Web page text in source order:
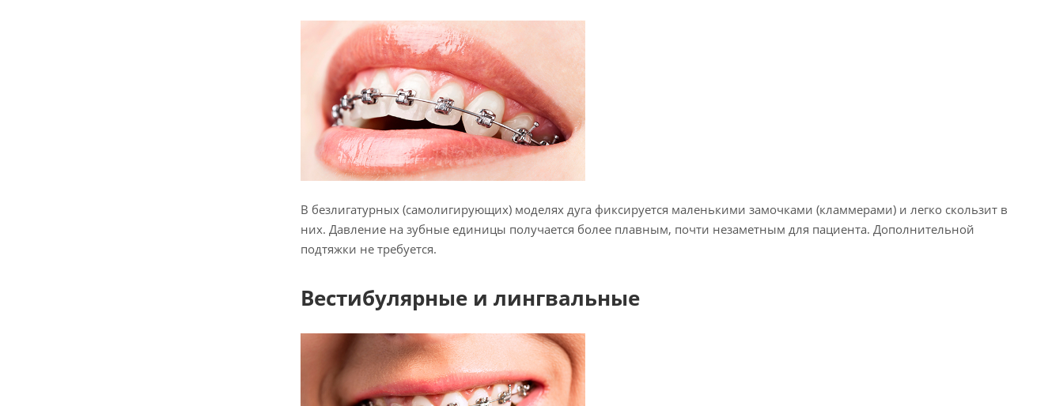
В безлигатурных (самолигирующих) моделях дуга фиксируется маленькими замочками (кламмерами) и легко скользит в
них. Давление на зубные единицы получается более плавным, почти незаметным для пациента. Дополнительной
подтяжки не требуется.
Вестибулярные и лингвальные